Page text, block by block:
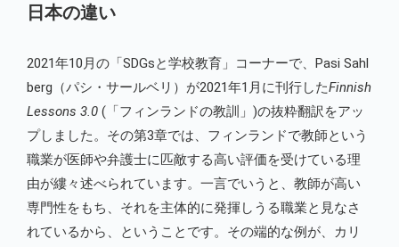
日本の違い
2021年10月の「SDGsと学校教育」コーナーで、Pasi Sahl
berg（パシ・サールベリ）が2021年1月に刊行したFinnish
Lessons 3.0(「フィンランドの教訓」)の抜粋翻訳をアッ
プしました。その第3章では、フィンランドで教師という
職業が医師や弁護士に匹敵する高い評価を受けている理
由が縷々述べられています。一言でいうと、教師が高い
専門性をもち、それを主体的に発揮しうる職業と見なさ
れているから、ということです。その端的な例が、カリ